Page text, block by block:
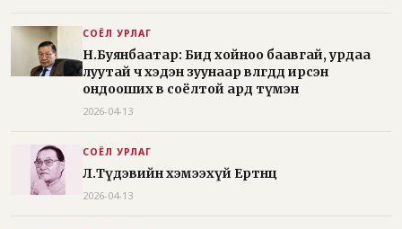
СОЁЛ УРЛАГ
Н.Буянбаатар: Бид хойноо баавгай, урдаа
луутай ч хэдэн зуунаар өвлөгдөөд ирсэн
ондооших өв соёлтой ард түмэн
2026-04-13
СОЁЛ УРЛАГ
Л.Түдэвийн хэмээхүй Ертөнц
2026-04-13